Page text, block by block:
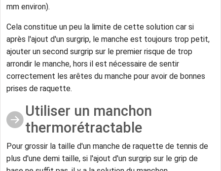
mm environ).
Cela constitue un peu la limite de cette solution car si
après l'ajout d'un surgrip, le manche est toujours trop petit,
ajouter un second surgrip sur le premier risque de trop
arrondir le manche, hors il est nécessaire de sentir
correctement les arêtes du manche pour avoir de bonnes
prises de raquette.
Utiliser un manchon
thermorétractable
Pour grossir la taille d'un manche de raquette de tennis de
plus d'une demi taille, si l'ajout d'un surgrip sur le grip de